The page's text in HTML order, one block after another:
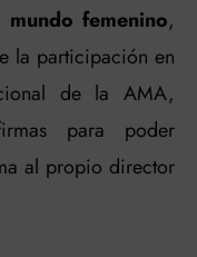
femenino,
la participación en
de la AMA,
para poder
al propio director